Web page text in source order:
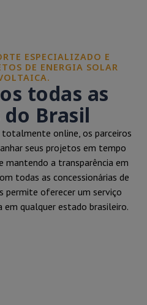
ESPECIALIZADO E
DE ENERGIA SOLAR
todas as
Brasil
online, os parceiros
seus projetos em tempo
mantendo a transparência em
todas as concessionárias de
permite oferecer um serviço
em qualquer estado brasileiro.